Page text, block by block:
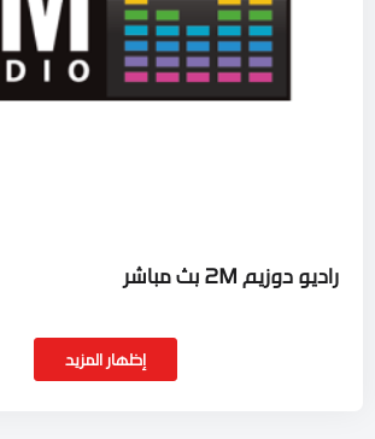
راديو دوزيم 2M بث مباشر
إظهار المزيد